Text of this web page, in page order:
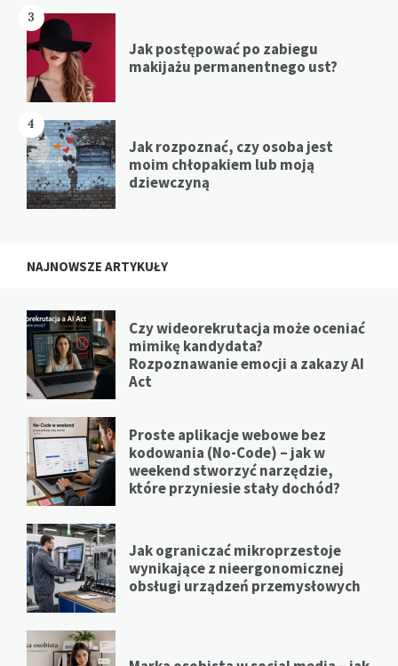
3
Jak postępować po zabiegu
makijażu permanentnego ust?
4
Jak rozpoznać, czy osoba jest
moim chłopakiem lub moją
dziewczyną
NAJNOWSZE ARTYKUŁY
Czy wideorekrutacja może oceniać
mimikę kandydata?
Rozpoznawanie emocji a zakazy AI
Act
Proste aplikacje webowe bez
kodowania (No-Code) – jak w
weekend stworzyć narzędzie,
które przyniesie stały dochód?
Jak ograniczać mikroprzestoje
wynikające z nieergonomicznej
obsługi urządzeń przemysłowych